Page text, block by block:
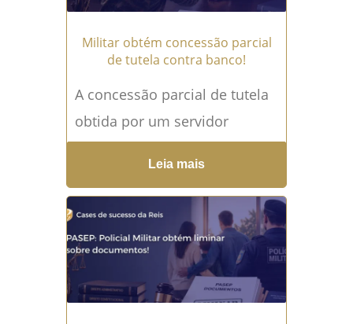
Militar obtém concessão parcial
de tutela contra banco!
A concessão parcial de tutela
obtida por um servidor
público militar representa um
passo importante em uma
ação envolvendo descontos
Leia mais →
Leia mais